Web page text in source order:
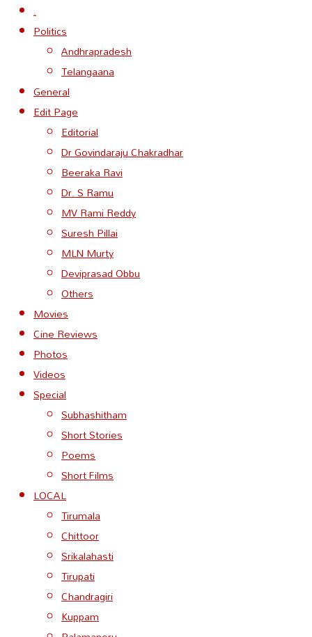
.
Politics
Andhrapradesh
Telangaana
General
Edit Page
Editorial
Dr Govindaraju Chakradhar
Beeraka Ravi
Dr. S Ramu
MV Rami Reddy
Suresh Pillai
MLN Murty
Deviprasad Obbu
Others
Movies
Cine Reviews
Photos
Videos
Special
Subhashitham
Short Stories
Poems
Short Films
LOCAL
Tirumala
Chittoor
Srikalahasti
Tirupati
Chandragiri
Kuppam